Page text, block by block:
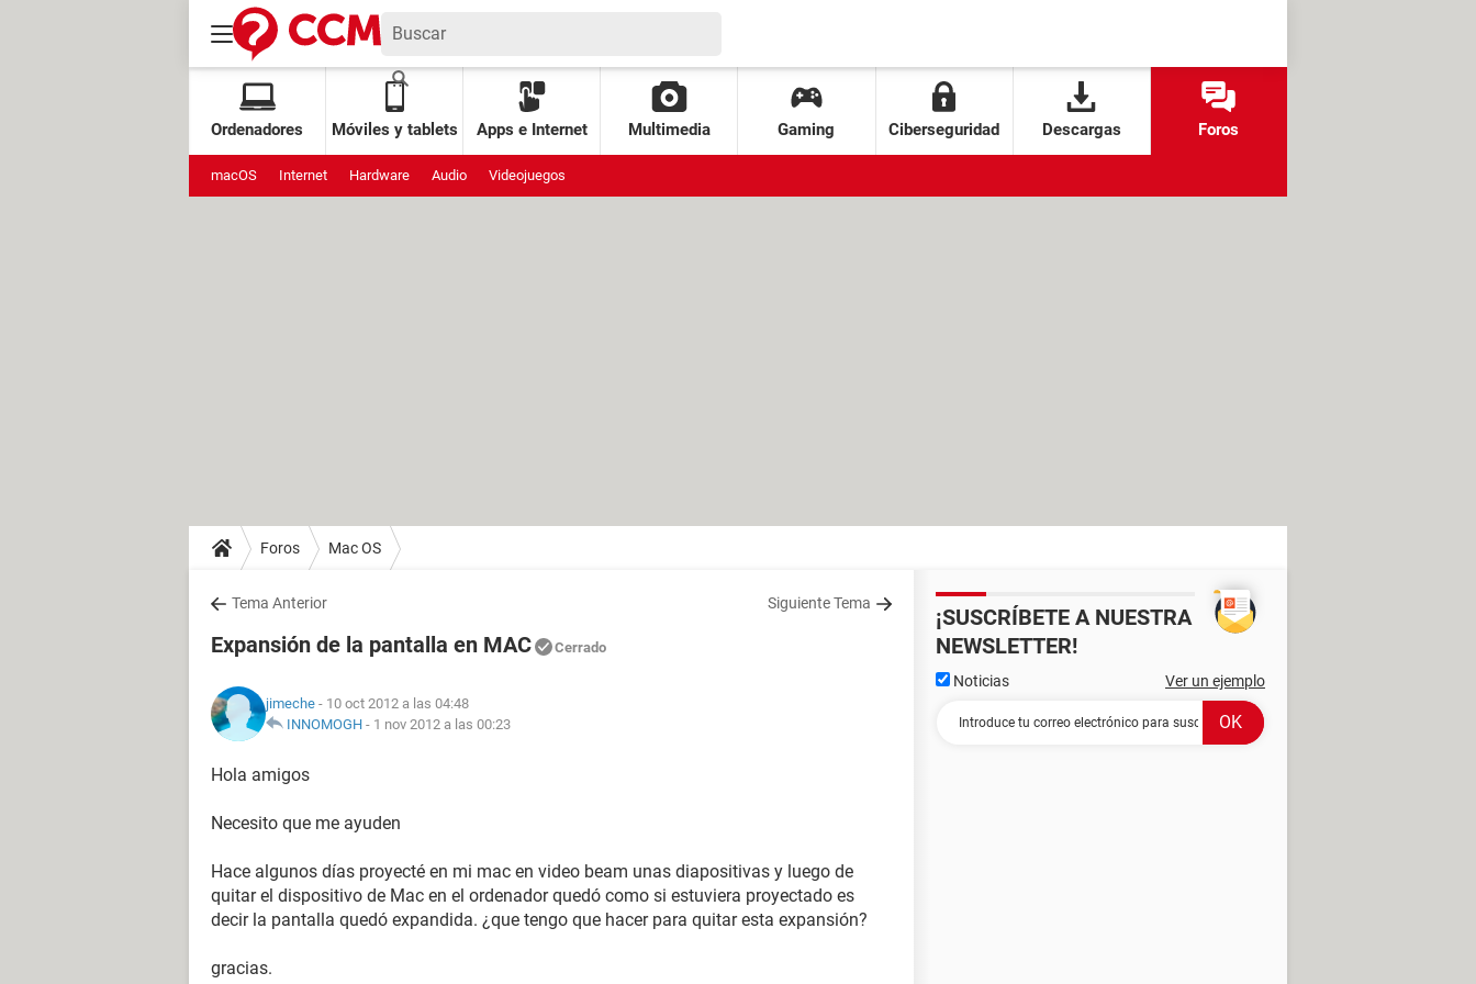
Ordenadores Móviles y tablets Apps e Internet Multimedia Gaming Ciberseguridad Descargas Foros
macOS Internet Hardware Audio Videojuegos
Foros Mac OS
Tema Anterior Siguiente Tema
Expansión de la pantalla en MAC Cerrado
jimeche - 10 oct 2012 a las 04:48
INNOMOGH - 1 nov 2012 a las 00:23
Hola amigos
Necesito que me ayuden
Hace algunos días proyecté en mi mac en video beam unas diapositivas y luego de
quitar el dispositivo de Mac en el ordenador quedó como si estuviera proyectado es
decir la pantalla quedó expandida. ¿que tengo que hacer para quitar esta expansión?
gracias.
¡SUSCRÍBETE A NUESTRA
NEWSLETTER!
Noticias Ver un ejemplo